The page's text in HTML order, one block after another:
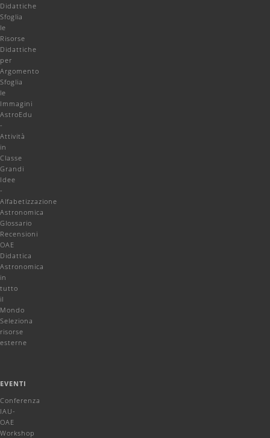
Didattiche
Sfoglia
le
Risorse
Didattiche
per
Argomento
Sfoglia
le
Immagini
AstroEdu
-
Attività
in
Classe
Grandi
Idee
-
Alfabetizzazione
Astronomica
Glossario
Recensioni
OAE
Didattica
Astronomica
in
tutto
il
Mondo
Seleziona
risorse
esterne
EVENTI
Conferenza
IAU-
OAE
Workshop